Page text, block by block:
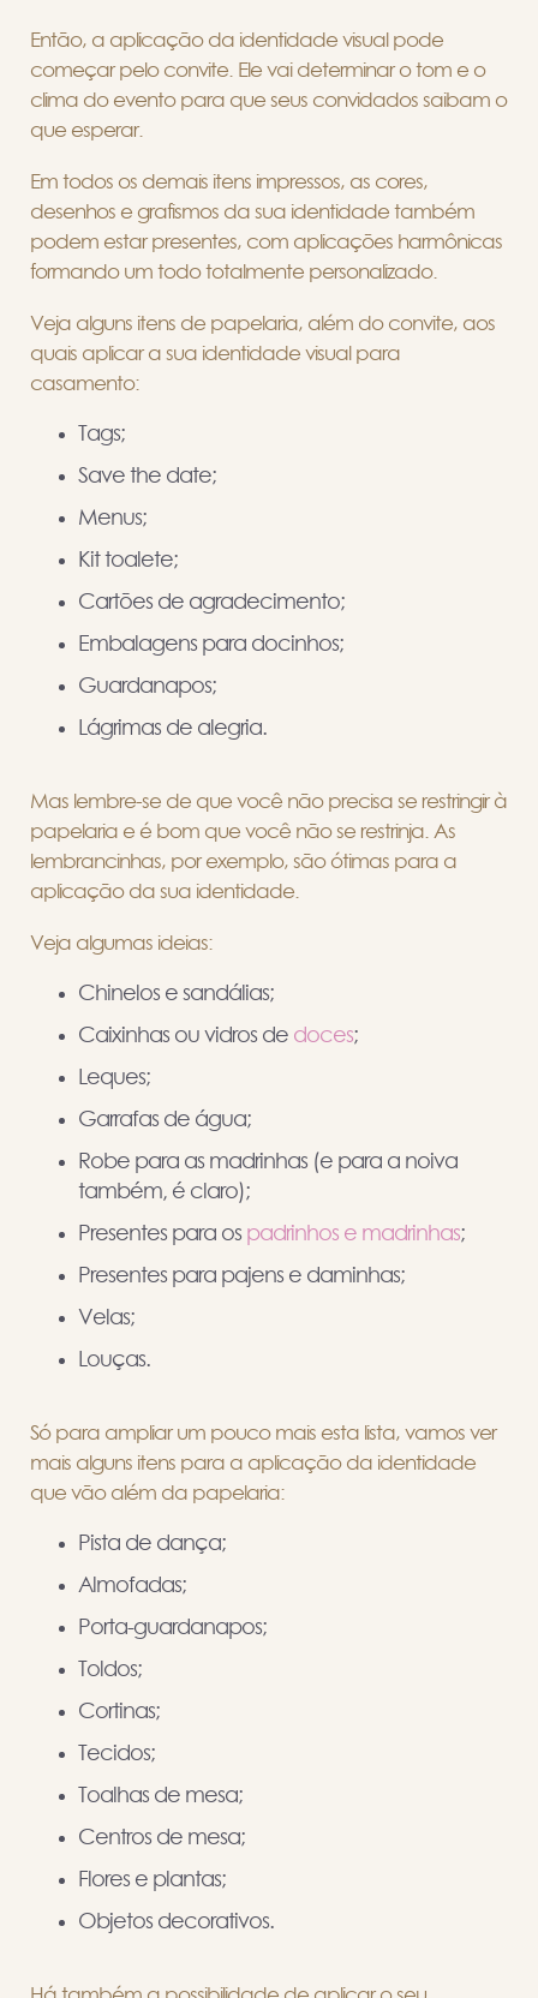
Então, a aplicação da identidade visual pode
começar pelo convite. Ele vai determinar o tom e o
clima do evento para que seus convidados saibam o
que esperar.
Em todos os demais itens impressos, as cores,
desenhos e grafismos da sua identidade também
podem estar presentes, com aplicações harmônicas
formando um todo totalmente personalizado.
Veja alguns itens de papelaria, além do convite, aos
quais aplicar a sua identidade visual para
casamento:
Tags;
Save the date;
Menus;
Kit toalete;
Cartões de agradecimento;
Embalagens para docinhos;
Guardanapos;
Lágrimas de alegria.
Mas lembre-se de que você não precisa se restringir à
papelaria e é bom que você não se restrinja. As
lembrancinhas, por exemplo, são ótimas para a
aplicação da sua identidade.
Veja algumas ideias:
Chinelos e sandálias;
Caixinhas ou vidros de doces;
Leques;
Garrafas de água;
Robe para as madrinhas (e para a noiva
também, é claro);
Presentes para os padrinhos e madrinhas;
Presentes para pajens e daminhas;
Velas;
Louças.
Só para ampliar um pouco mais esta lista, vamos ver
mais alguns itens para a aplicação da identidade
que vão além da papelaria:
Pista de dança;
Almofadas;
Porta-guardanapos;
Toldos;
Cortinas;
Tecidos;
Toalhas de mesa;
Centros de mesa;
Flores e plantas;
Objetos decorativos.